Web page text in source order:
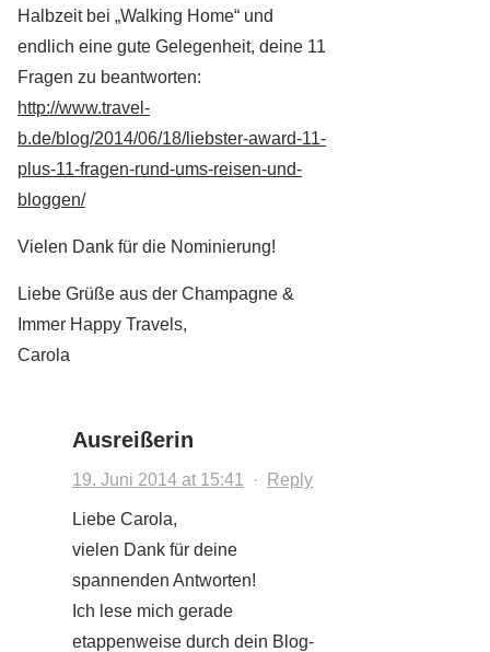
Halbzeit bei „Walking Home“ und
endlich eine gute Gelegenheit, deine 11
Fragen zu beantworten:
http://www.travel-
b.de/blog/2014/06/18/liebster-award-11-
plus-11-fragen-rund-ums-reisen-und-
bloggen/
Vielen Dank für die Nominierung!
Liebe Grüße aus der Champagne &
Immer Happy Travels,
Carola
Ausreißerin
19. Juni 2014 at 15:41 · Reply
Liebe Carola,
vielen Dank für deine
spannenden Antworten!
Ich lese mich gerade
etappenweise durch dein Blog-